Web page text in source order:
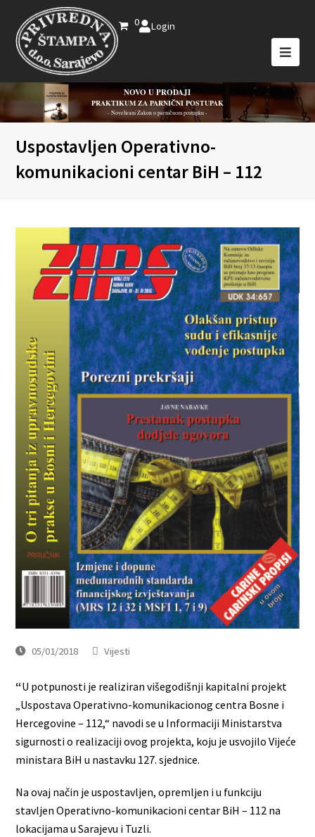
0 Login
NOVO U PRODAJI
PRAKTIKUM ZA PARNIČNI POSTUPAK
- Novelirani Zakon o parničnom postupku -
Uspostavljen Operativno-
komunikacioni centar BiH – 112
05/01/2018 Vijesti
“U potpunosti je realiziran višegodišnji kapitalni projekt
„Uspostava Operativno-komunikacionog centra Bosne i
Hercegovine – 112,“ navodi se u Informaciji Ministarstva
sigurnosti o realizaciji ovog projekta, koju je usvojilo Vijeće
ministara BiH u nastavku 127. sjednice.
Na ovaj način je uspostavljen, opremljen i u funkciju
stavljen Operativno-komunikacioni centar BiH – 112 na
lokacijama u Sarajevu i Tuzli.